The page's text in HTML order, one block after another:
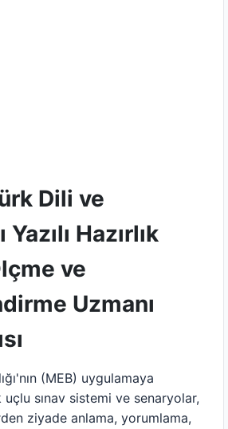
Dili ve
Hazırlık
ve
Uzmanı
(MEB) uygulamaya
sınav sistemi ve senaryolar,
ziyade anlama, yorumlama,